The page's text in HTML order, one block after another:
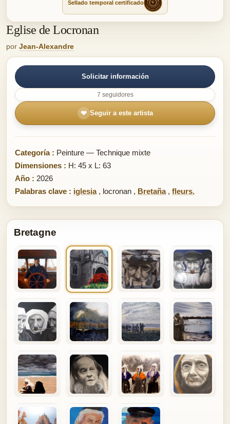
Sellado temporal certificado
Eglise de Locronan
por Jean-Alexandre
Solicitar información
7 seguidores
❤ Seguir a este artista
Categoría : Peinture — Technique mixte
Dimensiones : H: 45 x L: 63
Año : 2026
Palabras clave : iglesia, locronan , Bretaña, fleurs.
Bretagne